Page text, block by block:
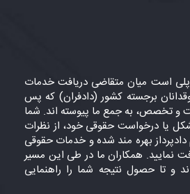
پلی است میان متقاضی دریافت خدمات
برجسته کشور (دادفران) که پس
و تخصص، به جمع ما پیوسته اند. شما
یا درخواست حقوقی خود، از نظرات
بهره مند شده و خدمات حقوقی
نمایید. همکاران ما در طی این مسیر
و تا حصول نتیجه شما را راهنمایی